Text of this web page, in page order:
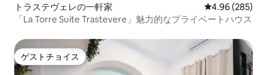
トラステヴェレの一軒家 レビュー285
4.96 (285)
「La Torre Suite Trastevere」魅力的なプライベートハウス
ゲストチョイス
ゲストチョイス